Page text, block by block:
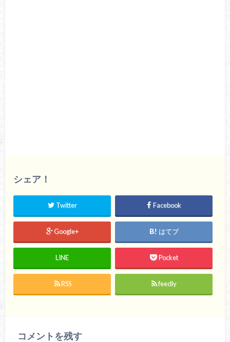
シェア！
Twitter Facebook
Google+ はてブ
LINE Pocket
RSS feedly
コメントを残す